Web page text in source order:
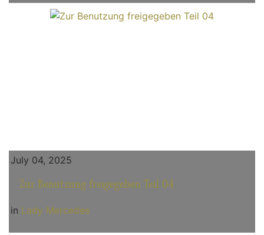
July 04, 2025
Zur Benutzung freigegeben Teil 04
in Lady Mercedes